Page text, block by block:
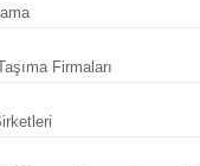
Firmaları